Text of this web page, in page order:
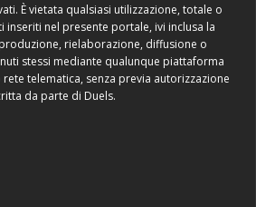
È vietata qualsiasi utilizzazione, totale o
inseriti nel presente portale, ivi inclusa la
rielaborazione, diffusione o
stessi mediante qualunque piattaforma
telematica, senza previa autorizzazione
da parte di Duels.